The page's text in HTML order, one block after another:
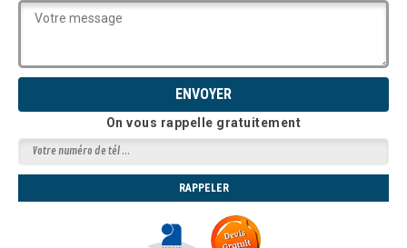
On vous rappelle gratuitement